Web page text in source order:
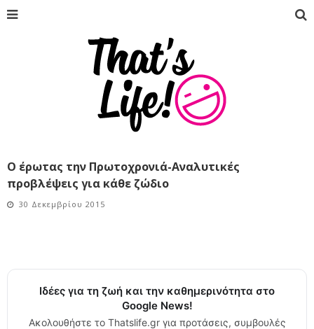
Ο έρωτας την Πρωτοχρονιά-Αναλυτικές
προβλέψεις για κάθε ζώδιο
30 Δεκεμβρίου 2015
Ιδέες για τη ζωή και την καθημερινότητα στο
Google News!
Ακολουθήστε το Thatslife.gr για προτάσεις, συμβουλές